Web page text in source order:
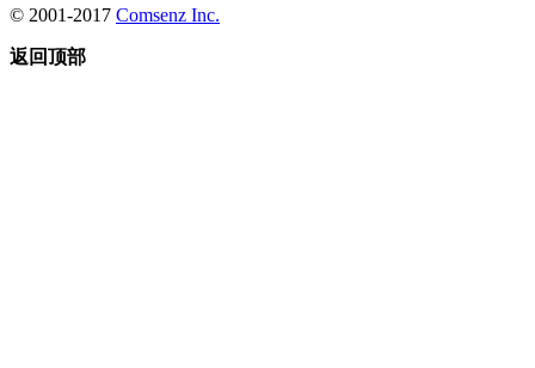
© 2001-2017 Comsenz Inc.
返回顶部